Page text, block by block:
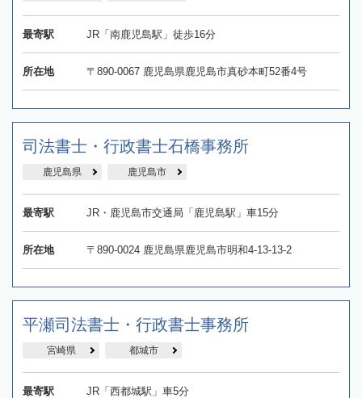
最寄駅 JR「南鹿児島駅」徒歩16分
所在地 〒890-0067 鹿児島県鹿児島市真砂本町52番4号
司法書士・行政書士石橋事務所
鹿児島県 鹿児島市
最寄駅 JR・鹿児島市交通局「鹿児島駅」車15分
所在地 〒890-0024 鹿児島県鹿児島市明和4-13-13-2
平瀬司法書士・行政書士事務所
宮崎県 都城市
最寄駅 JR「西都城駅」車5分